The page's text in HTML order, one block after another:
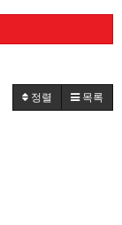
정렬 목록